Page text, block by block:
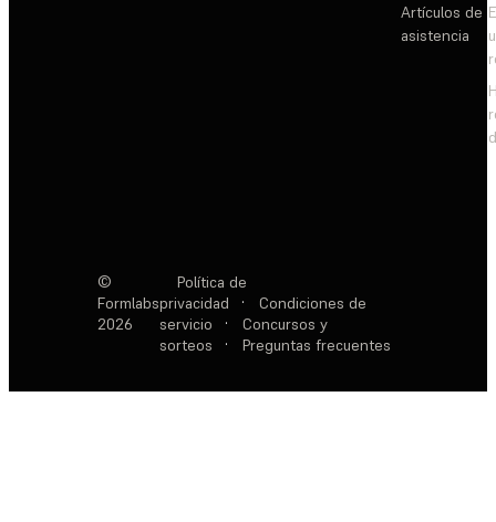
Artículos de
asistencia
©
Formlabs
2026
Política de
privacidad
·
Condiciones de
servicio
·
Concursos y
sorteos
· Preguntas frecuentes